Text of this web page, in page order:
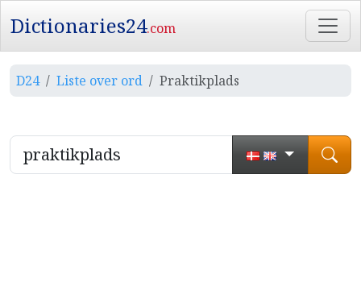
Dictionaries24.com
D24 Liste over ord Praktikplads